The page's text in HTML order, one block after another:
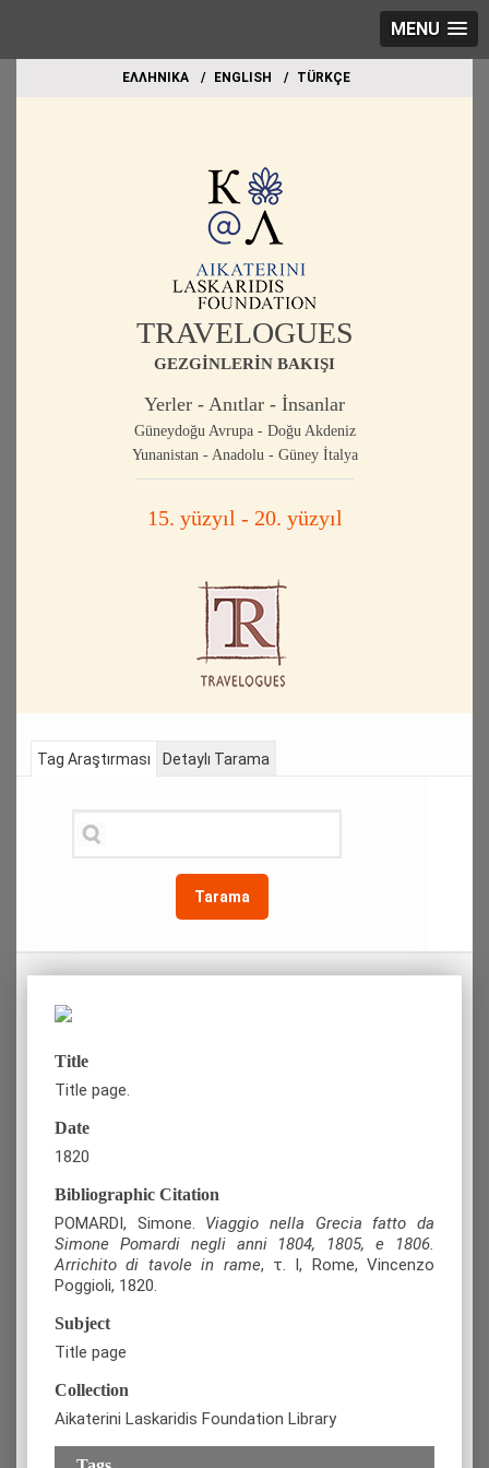
MENU
EΛΛΗΝΙΚΑ ΕΝGLISH TÜRKÇE
TRAVELOGUES
GEZGİNLERİN BAKIŞI
Yerler - Anıtlar - İnsanlar
Güneydoğu Avrupa - Doğu Akdeniz
Yunanistan - Anadolu - Güney İtalya
15. yüzyıl - 20. yüzyıl
Tag Araştırması
Tarama
Detaylı Tarama
Title
Title page.
Date
1820
Bibliographic Citation
POMARDI, Simone. Viaggio nella Grecia fatto da
Simone Pomardi negli anni 1804, 1805, e 1806.
Arrichito di tavole in rame, τ. I, Rome, Vincenzo
Poggioli, 1820.
Subject
Title page
Collection
Aikaterini Laskaridis Foundation Library